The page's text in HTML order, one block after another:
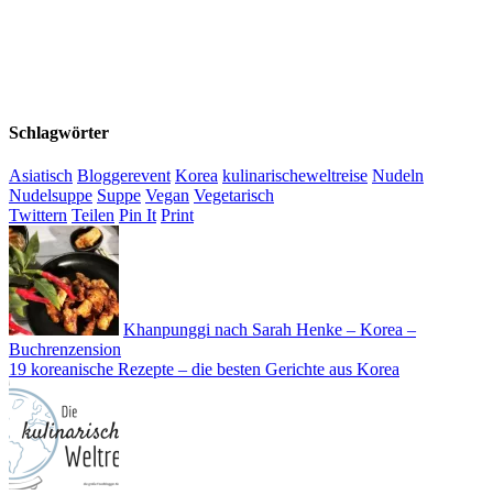
Schlagwörter
Asiatisch Bloggerevent Korea kulinarischeweltreise Nudeln
Nudelsuppe Suppe Vegan Vegetarisch
Twittern Teilen Pin It Print
Khanpunggi nach Sarah Henke – Korea –
Buchrenzension
19 koreanische Rezepte – die besten Gerichte aus Korea